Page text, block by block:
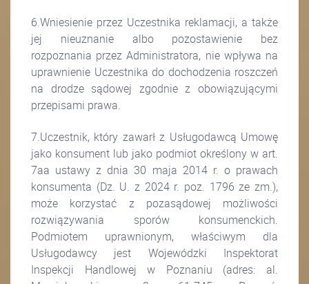
6.Wniesienie przez Uczestnika reklamacji, a także
jej nieuznanie albo pozostawienie bez
rozpoznania przez Administratora, nie wpływa na
uprawnienie Uczestnika do dochodzenia roszczeń
na drodze sądowej zgodnie z obowiązującymi
przepisami prawa.
7.Uczestnik, który zawarł z Usługodawcą Umowę
jako konsument lub jako podmiot określony w art.
7aa ustawy z dnia 30 maja 2014 r. o prawach
konsumenta (Dz. U. z 2024 r. poz. 1796 ze zm.),
może korzystać z pozasądowej możliwości
rozwiązywania sporów konsumenckich.
Podmiotem uprawnionym, właściwym dla
Usługodawcy jest Wojewódzki Inspektorat
Inspekcji Handlowej w Poznaniu (adres: al.